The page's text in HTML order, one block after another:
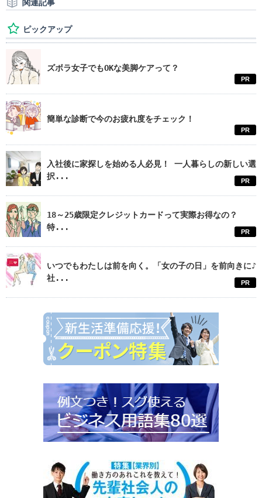
関連記事
ピックアップ
ズボラ女子でもOKな美脚ケアって？
PR
簡単な診断で今のお疲れ度をチェック！
PR
入社後に家探しを始める人必見！ 一人暮らしの新しい選
択...
PR
18～25歳限定クレジットカードって実際お得なの？
特...
PR
いつでもわたしは前を向く。「女の子の日」を前向きに♪
社...
PR